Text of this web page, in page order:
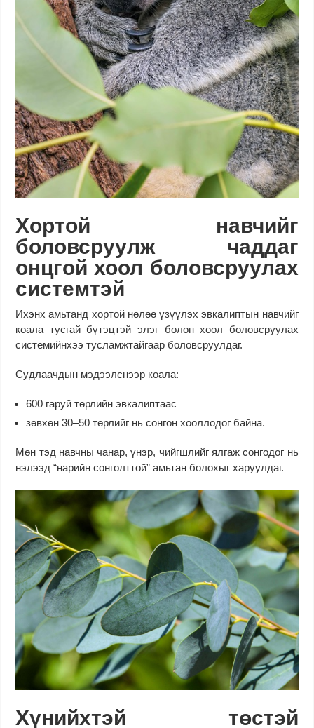
Хортой навчийг
боловсруулж чаддаг
онцгой хоол боловсруулах
системтэй
Ихэнх амьтанд хортой нөлөө үзүүлэх эвкалиптын навчийг
коала тусгай бүтэцтэй элэг болон хоол боловсруулах
системийнхээ тусламжтайгаар боловсруулдаг.
Судлаачдын мэдээлснээр коала:
600 гаруй төрлийн эвкалиптаас
зөвхөн 30–50 төрлийг нь сонгон хооллодог байна.
Мөн тэд навчны чанар, үнэр, чийгшлийг ялгаж сонгодог нь
нэлээд “нарийн сонголттой” амьтан болохыг харуулдаг.
Хүнийхтэй төстэй